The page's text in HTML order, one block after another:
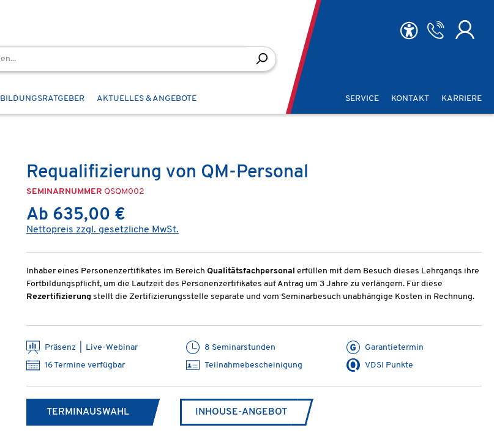
BILDUNGSRATGEBER AKTUELLES & ANGEBOTE SERVICE KONTAKT KARRIERE
Requalifizierung von QM-Personal
SEMINARNUMMER QSQM002
Ab 635,00 €
Nettopreis zzgl. gesetzliche MwSt.
Inhaber eines Personenzertifikates im Bereich Qualitätsfachpersonal erfüllen mit dem Besuch dieses Lehrgangs ihre
Fortbildungspflicht, um die Laufzeit des Personenzertifikates auf Antrag um 3 Jahre zu verlängern. Für diese
Rezertifizierung stellt die Zertifizierungsstelle separate und vom Seminarbesuch unabhängige Kosten in Rechnung.
Präsenz | Live-Webinar 8 Seminarstunden
Garantietermin
16 Termine verfügbar
Teilnahmebescheinigung VDSI Punkte
TERMINAUSWAHL INHOUSE-ANGEBOT